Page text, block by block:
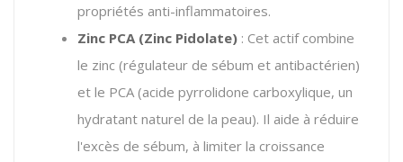
propriétés anti-inflammatoires.
Zinc PCA (Zinc Pidolate) : Cet actif combine
le zinc (régulateur de sébum et antibactérien)
et le PCA (acide pyrrolidone carboxylique, un
hydratant naturel de la peau). Il aide à réduire
l'excès de sébum, à limiter la croissance